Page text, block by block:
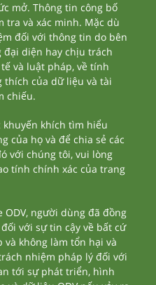
mở. Thông tin công bố
tra và xác minh. Mặc dù
đối với thông tin do bên
đại diện hay chịu trách
và luật pháp, về tính
thích của dữ liệu và tài
chiếu.
khích tìm hiểu
của họ và để chia sẻ các
với chúng tôi, vui lòng
tính chính xác của trang
ODV, người dùng đã đồng
với sự tin cậy về bất cứ
không làm tổn hại và
nhiệm pháp lý đối với
tới sự phát triển, hình